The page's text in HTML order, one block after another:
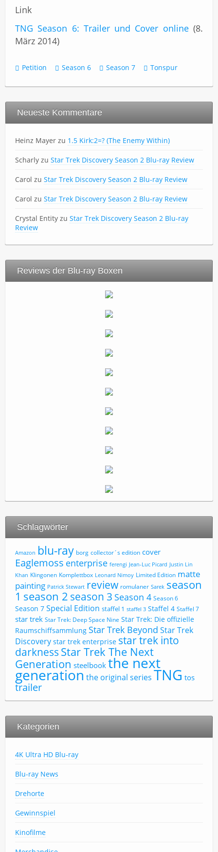
Link
TNG Season 6: Trailer und Cover online(8.
März 2014)
Petition Season 6 Season 7 Tonspur
Neueste Kommentare
Heinz Mayer zu 1.5 Kirk:2=? (The Enemy Within)
Scharly zu Star Trek Discovery Season 2 Blu-ray Review
Carol zu Star Trek Discovery Season 2 Blu-ray Review
Carol zu Star Trek Discovery Season 2 Blu-ray Review
Crystal Entity zu Star Trek Discovery Season 2 Blu-ray
Review
Reviews der Blu-ray Boxen
Schlagwörter
Amazon blu-ray borg collector´s edition cover
Eaglemoss enterprise ferengi Jean-Luc Picard Justin Lin
Khan Klingonen Komplettbox Leonard Nimoy Limited Edition matte
painting Patrick Stewart review romulaner Sarek season
1 season 2 season 3 Season 4 Season 6
Season 7 Special Edition staffel 1 staffel 3 Staffel 4 Staffel 7
star trek Star Trek: Deep Space Nine Star Trek: Die offizielle
Raumschiffsammlung Star Trek Beyond Star Trek
Discovery star trek enterprise star trek into
darkness Star Trek The Next
Generation steelbook the next
generation the original series TNG tos
trailer
Kategorien
4K Ultra HD Blu-ray
Blu-ray News
Drehorte
Gewinnspiel
Kinofilme